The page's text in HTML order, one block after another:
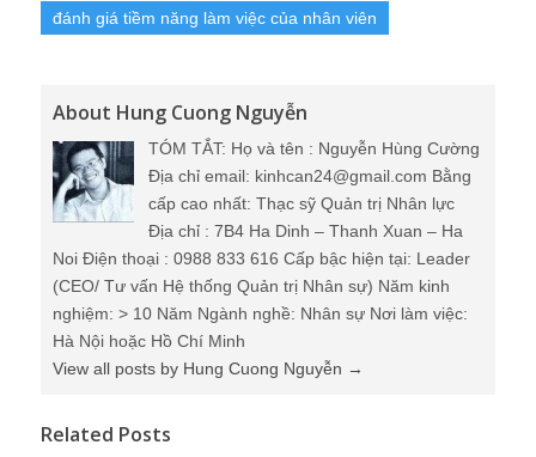
đánh giá tiềm năng làm việc của nhân viên
About Hung Cuong Nguyễn
TÓM TẮT: Họ và tên : Nguyễn Hùng Cường
Địa chỉ email: kinhcan24@gmail.com Bằng
cấp cao nhất: Thạc sỹ Quản trị Nhân lực
Địa chỉ : 7B4 Ha Dinh – Thanh Xuan – Ha
Noi Điện thoại : 0988 833 616 Cấp bậc hiện tại: Leader
(CEO/ Tư vấn Hệ thống Quản trị Nhân sự) Năm kinh
nghiệm: > 10 Năm Ngành nghề: Nhân sự Nơi làm việc:
Hà Nội hoặc Hồ Chí Minh
View all posts by Hung Cuong Nguyễn →
Related Posts